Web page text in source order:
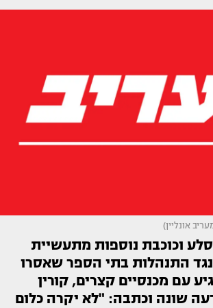
אונליין)
וכוכבת נוספות מתעשיית
התנהלות בתי הספר שאסרו
עם מכנסיים קצרים, קורין
שונה וכתבה: "לא יקרה כלום